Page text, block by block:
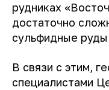
рудниках
достаточно
сульфидные
В связи с этим,
специалистами